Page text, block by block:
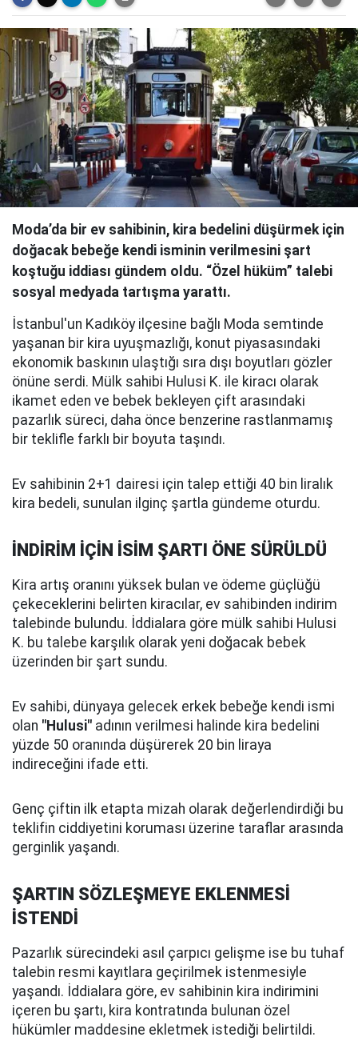
Moda’da bir ev sahibinin, kira bedelini düşürmek için
doğacak bebeğe kendi isminin verilmesini şart
koştuğu iddiası gündem oldu. “Özel hüküm” talebi
sosyal medyada tartışma yarattı.
İstanbul'un Kadıköy ilçesine bağlı Moda semtinde
yaşanan bir kira uyuşmazlığı, konut piyasasındaki
ekonomik baskının ulaştığı sıra dışı boyutları gözler
önüne serdi. Mülk sahibi Hulusi K. ile kiracı olarak
ikamet eden ve bebek bekleyen çift arasındaki
pazarlık süreci, daha önce benzerine rastlanmamış
bir teklifle farklı bir boyuta taşındı.
Ev sahibinin 2+1 dairesi için talep ettiği 40 bin liralık
kira bedeli, sunulan ilginç şartla gündeme oturdu.
İNDİRİM İÇİN İSİM ŞARTI ÖNE SÜRÜLDÜ
Kira artış oranını yüksek bulan ve ödeme güçlüğü
çekeceklerini belirten kiracılar, ev sahibinden indirim
talebinde bulundu. İddialara göre mülk sahibi Hulusi
K. bu talebe karşılık olarak yeni doğacak bebek
üzerinden bir şart sundu.
Ev sahibi, dünyaya gelecek erkek bebeğe kendi ismi
olan "Hulusi" adının verilmesi halinde kira bedelini
yüzde 50 oranında düşürerek 20 bin liraya
indireceğini ifade etti.
Genç çiftin ilk etapta mizah olarak değerlendirdiği bu
teklifin ciddiyetini koruması üzerine taraflar arasında
gerginlik yaşandı.
ŞARTIN SÖZLEŞMEYE EKLENMESİ
İSTENDİ
Pazarlık sürecindeki asıl çarpıcı gelişme ise bu tuhaf
talebin resmi kayıtlara geçirilmek istenmesiyle
yaşandı. İddialara göre, ev sahibinin kira indirimini
içeren bu şartı, kira kontratında bulunan özel
hükümler maddesine ekletmek istediği belirtildi.